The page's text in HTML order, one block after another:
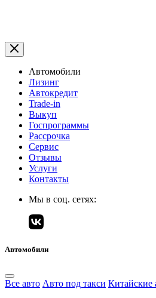
Автомобили
Лизинг
Автокредит
Trade-in
Выкуп
Госпрограммы
Рассрочка
Сервис
Отзывы
Услуги
Контакты
Мы в соц. сетях:
Автомобили
Все авто Авто под такси Китайские